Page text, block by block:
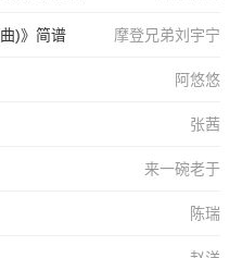
摩登兄弟刘宇宁
)》简谱
阿悠悠
张茜
来一碗老于
陈瑞